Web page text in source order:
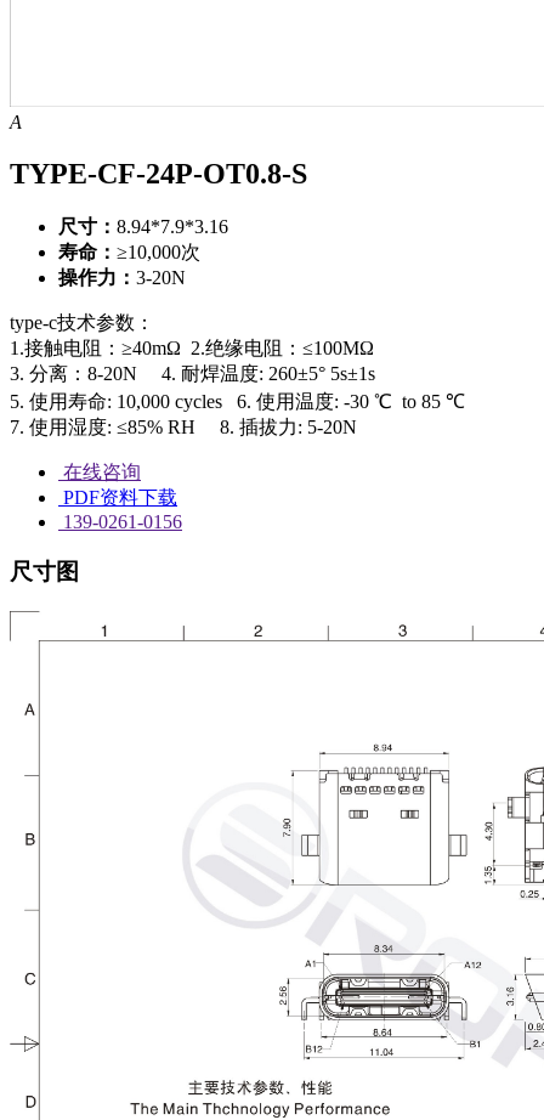
A
TYPE-CF-24P-OT0.8-S
尺寸： 8.94*7.9*3.16
寿命： ≥10,000次
操作力： 3-20N
type-c技术参数：
1.接触电阻：≥40mΩ 2.绝缘电阻：≤100MΩ
3. 分离：8-20N 4. 耐焊温度: 260±5° 5s±1s
5. 使用寿命: 10,000 cycles 6. 使用温度: -30 ℃ to 85 ℃
7. 使用湿度: ≤85% RH 8. 插拔力: 5-20N
在线咨询
PDF资料下载
139-0261-0156
尺寸图